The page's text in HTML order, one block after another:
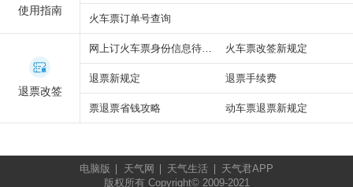
使用指南
火车票订单号查询
退票改签
火车票改签新规定
退票新规定 退票手续费
票退票省钱攻略 动车票退票新规定
电脑版 天气网 天气生活
天气君APP
版权所有 Copyright© 2009-2021